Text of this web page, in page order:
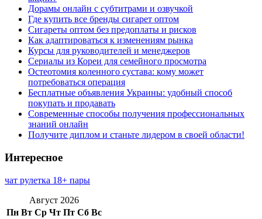
Дорамы онлайн с субтитрами и озвучкой
Где купить все бренды сигарет оптом
Сигареты оптом без предоплаты и рисков
Как адаптироваться к изменениям рынка
Курсы для руководителей и менеджеров
Сериалы из Кореи для семейного просмотра
Остеотомия коленного сустава: кому может
потребоваться операция
Бесплатные объявления Украины: удобный способ
покупать и продавать
Современные способы получения профессиональных
знаний онлайн
Получите диплом и станьте лидером в своей области!
Интересное
чат рулетка 18+ пары
Август 2026
Пн Вт Ср Чт Пт Сб Вс